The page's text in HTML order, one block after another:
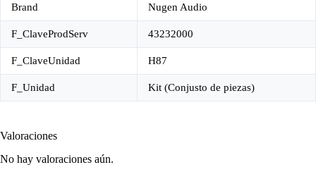
Brand Nugen Audio
F_ClaveProdServ 43232000
F_ClaveUnidad H87
F_Unidad Kit (Conjusto de piezas)
Valoraciones
No hay valoraciones aún.